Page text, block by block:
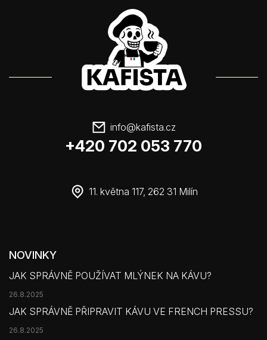
info@kafista.cz
+420 702 053 770
11. května 117, 262 31 Milín
NOVINKY
JAK SPRÁVNĚ POUŽÍVAT MLÝNEK NA KÁVU?
26.8.2025
JAK SPRÁVNĚ PŘIPRAVIT KÁVU VE FRENCH PRESSU?
26.8.2025